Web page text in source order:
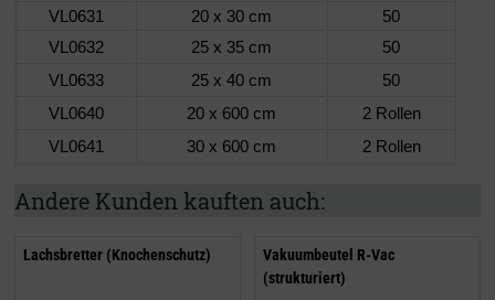
VL0631
20 x 30 cm
50
VL0632
25 x 35 cm
50
VL0633
25 x 40 cm
50
VL0640
20 x 600 cm
2 Rollen
VL0641
30 x 600 cm 2 Rollen
Andere Kunden kauften auch:
Lachsbretter (Knochenschutz)
Vakuumbeutel R-Vac
(strukturiert)